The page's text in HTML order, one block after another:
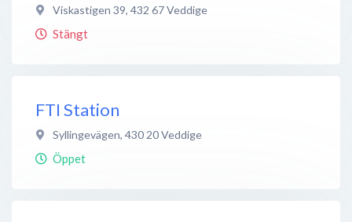
Viskastigen 39, 432 67Veddige
Stängt
FTI Station
Syllingevägen, 430 20Veddige
Öppet